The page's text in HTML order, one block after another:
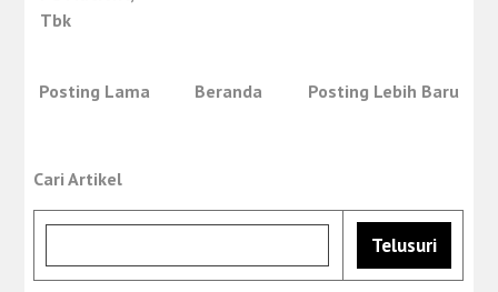
Tbk
Posting Lebih Baru
Posting Lama Beranda
Cari Artikel